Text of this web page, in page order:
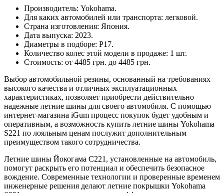
Производитель: Yokohama.
Для каких автомобилей или транспорта: легковой.
Страна изготовления: Япония.
Дата выпуска: 2023.
Диаметры в подборе: Р17.
Количество колес этой модели в продаже: 1 шт.
Стоимость: от 4485 грн. до 4485 грн.
Выбор автомобильной резины, основанный на требованиях
высокого качества и отличных эксплуатационных
характеристиках, позволяет приобрести действительно
надежные летние шины для своего автомобиля. С помощью
интернет-магазина iGum процесс покупок будет удобным и
оперативным, а возможность купить летние шины Yokohama
S221 по лояльным ценам послужит дополнительным
преимуществом такого сотрудничества.
Летние шины Йокогама С221, установленные на автомобиль,
помогут раскрыть его потенциал и обеспечить безопасное
вождение. Современные технологии и проверенные временем
инженерные решения делают летние покрышки Yokohama